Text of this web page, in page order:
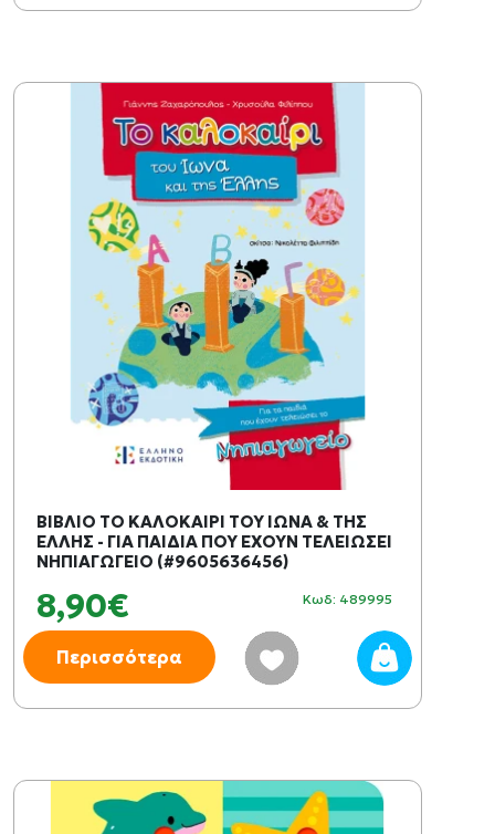
ΒΙΒΛΙΟ ΤΟ ΚΑΛΟΚΑΙΡΙ ΤΟΥ ΙΩΝΑ & ΤΗΣ
ΕΛΛΗΣ - ΓΙΑ ΠΑΙΔΙΑ ΠΟΥ ΕΧΟΥΝ ΤΕΛΕΙΩΣΕΙ
ΝΗΠΙΑΓΩΓΕΙΟ (#9605636456)
8,90€ Κωδ: 489995
Περισσότερα